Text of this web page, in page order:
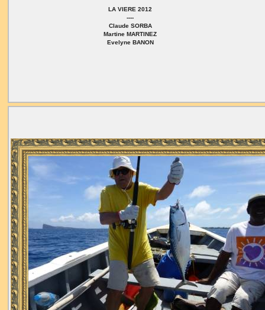
LA VIERE 2012
----
Claude SORBA
Martine MARTINEZ
Evelyne BANON